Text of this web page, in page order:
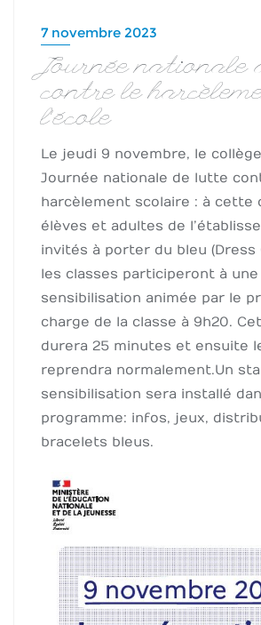
7 novembre 2023
Journée nationale
contre le
l’école
Le jeudi 9 novembre, le
Journée nationale de lutte
harcèlement scolaire : à cette
élèves et adultes de
invités à porter du bleu (Dress
les classes participeront à
sensibilisation animée par le
charge de la classe à 9h20.
durera 25 minutes et ensuite
reprendra normalement. Un
sensibilisation sera installé
programme: infos, jeux,
bracelets bleus.